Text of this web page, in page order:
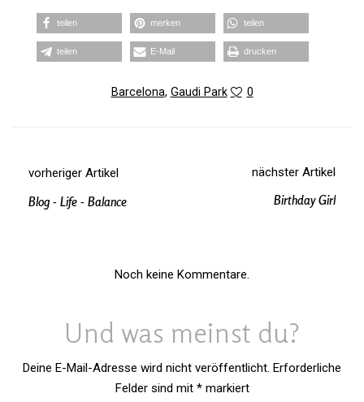
teilen merken teilen
teilen E‑Mail dru­cken
Barcelona, Gaudi Park 0
vorheriger Artikel
Blog - Life - Balance
nächster Artikel
Birthday Girl
Noch keine Kommentare.
Und was meinst du?
Deine E-Mail-Adresse wird nicht veröffentlicht. Erforderliche
Felder sind mit *markiert